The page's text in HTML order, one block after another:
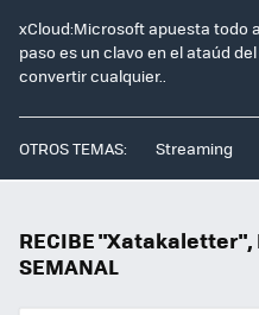
xCloud:Microsoft apuesta todo
paso es un clavo en el ataúd
convertir cualquier..
OTROS TEMAS: Streaming
RECIBE "Xatakaletter",
SEMANAL